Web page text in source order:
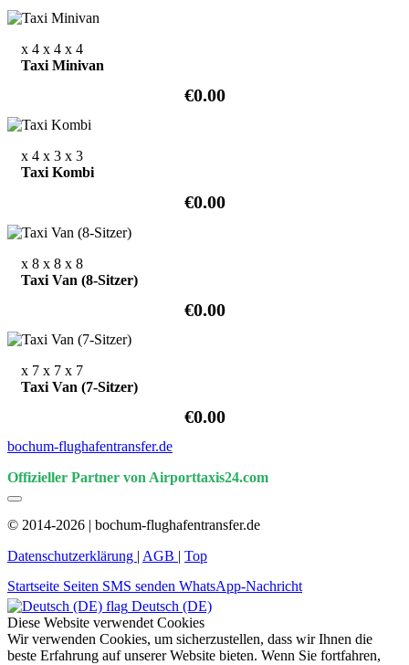
x 4 x 4 x 4
Taxi Minivan
€0.00
x 4 x 3 x 3
Taxi Kombi
€0.00
x 8 x 8 x 8
Taxi Van (8-Sitzer)
€0.00
x 7 x 7 x 7
Taxi Van (7-Sitzer)
€0.00
bochum-flughafentransfer.de
Offizieller Partner von Airporttaxis24.com
© 2014-2026 | bochum-flughafentransfer.de
Datenschutzerklärung | AGB | Top
Startseite Seiten SMS senden WhatsApp-Nachricht
Deutsch (DE)
Diese Website verwendet Cookies
Wir verwenden Cookies, um sicherzustellen, dass wir Ihnen die
beste Erfahrung auf unserer Website bieten. Wenn Sie fortfahren,